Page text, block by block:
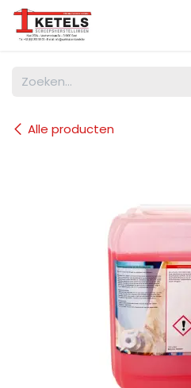
Overslaan naar inhoud
Alle producten